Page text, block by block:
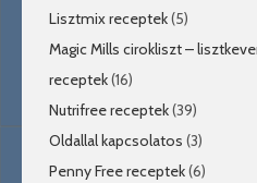
Lisztmix receptek(5)
Magic Mills cirokliszt –
receptek(16)
Nutrifree receptek(39)
Oldallal kapcsolatos (3)
Penny Free receptek(6)